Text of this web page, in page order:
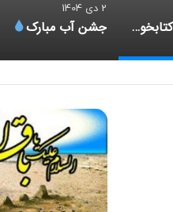
هفته کتاب و کتابخوانی در دبستان راه کرامت۱۴۰۴
2 دی 1404
جشن آب مبارک